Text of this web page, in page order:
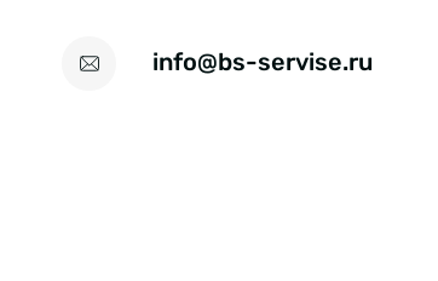
info@bs-servise.ru